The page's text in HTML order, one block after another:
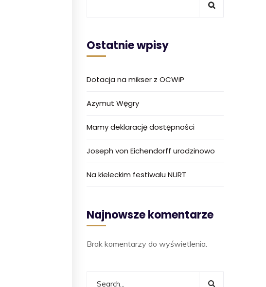
Ostatnie wpisy
Dotacja na mikser z OCWiP
Azymut Węgry
Mamy deklarację dostępności
Joseph von Eichendorff urodzinowo
Na kieleckim festiwalu NURT
Najnowsze komentarze
Brak komentarzy do wyświetlenia.